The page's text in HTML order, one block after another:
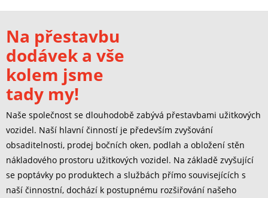
Na přestavbu
dodávek a vše
kolem jsme
tady my!
Naše společnost se dlouhodobě zabývá přestavbami užitkových
vozidel. Naší hlavní činností je především zvyšování
obsaditelnosti, prodej bočních oken, podlah a obložení stěn
nákladového prostoru užitkových vozidel. Na základě zvyšující
se poptávky po produktech a službách přímo souvisejících s
naší činnostní, dochází k postupnému rozšiřování našeho